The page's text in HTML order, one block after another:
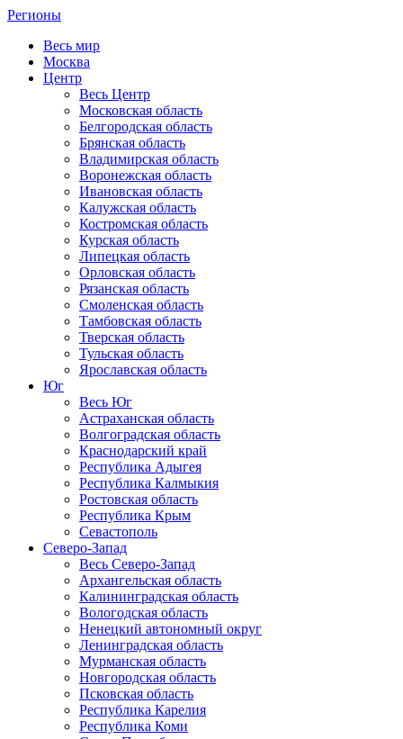
Регионы
Весь мир
Москва
Центр
Весь Центр
Московская область
Белгородская область
Брянская область
Владимирская область
Воронежская область
Ивановская область
Калужская область
Костромская область
Курская область
Липецкая область
Орловская область
Рязанская область
Смоленская область
Тамбовская область
Тверская область
Тульская область
Ярославская область
Юг
Весь Юг
Астраханская область
Волгоградская область
Краснодарский край
Республика Адыгея
Республика Калмыкия
Ростовская область
Республика Крым
Севастополь
Северо-Запад
Весь Северо-Запад
Архангельская область
Калининградская область
Вологодская область
Ненецкий автономный округ
Ленинградская область
Мурманская область
Новгородская область
Псковская область
Республика Карелия
Республика Коми